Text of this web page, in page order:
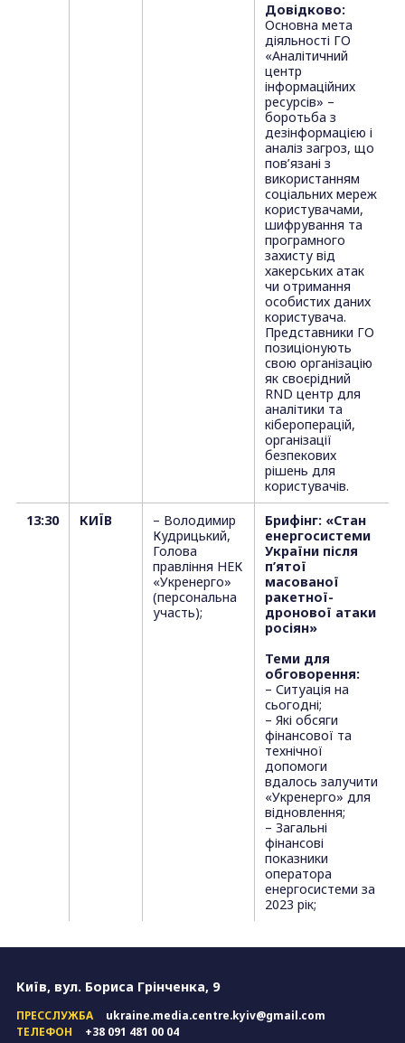
Довідково:
Основна мета
діяльності ГО
«Аналітичний
центр
інформаційних
ресурсів» –
боротьба з
дезінформацією і
аналіз загроз, що
пов’язані з
використанням
соціальних мереж
користувачами,
шифрування та
програмного
захисту від
хакерських атак
чи отримання
особистих даних
користувача.
Представники ГО
позиціонують
свою організацію
як своєрідний
RND центр для
аналітики та
кібероперацій,
організації
безпекових
рішень для
користувачів.
13:30
КИЇВ
– Володимир
Кудрицький,
Голова
правління НЕК
«Укренерго»
(персональна
участь);
Брифінг: «Стан
енергосистеми
України після
п’ятої
масованої
ракетної-
дронової атаки
росіян»
Теми для
обговорення:
– Ситуація на
сьогодні;
– Які обсяги
фінансової та
технічної
допомоги
вдалось залучити
«Укренерго» для
відновлення;
– Загальні
фінансові
показники
оператора
енергосистеми за
2023 рік;
Київ, вул. Бориса Грінченка, 9
ПРЕССЛУЖБА
ukraine.media.centre.kyiv@gmail.com
ТЕЛЕФОН
+38 091 481 00 04